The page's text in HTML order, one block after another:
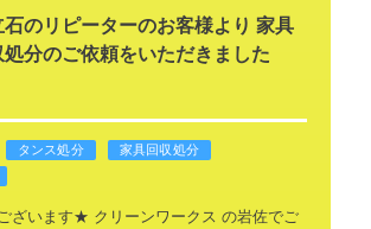
のリピーターのお客様より 家具
処分のご依頼をいただきました
タンス処分
家具回収処分
ざいます★ クリーンワークス の岩佐でご